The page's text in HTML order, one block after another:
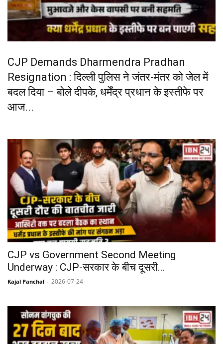
CJP Demands Dharmendra Pradhan
Resignation : दिल्ली पुलिस ने जंतर-मंतर को जेल में
बदल दिया – बोले दीपके, धर्मेंद्र प्रधान के इस्तीफे पर
आज...
CJP vs Government Second Meeting
Underway : CJP-सरकार के बीच दूसरी...
Kajal Panchal - 2026-07-24